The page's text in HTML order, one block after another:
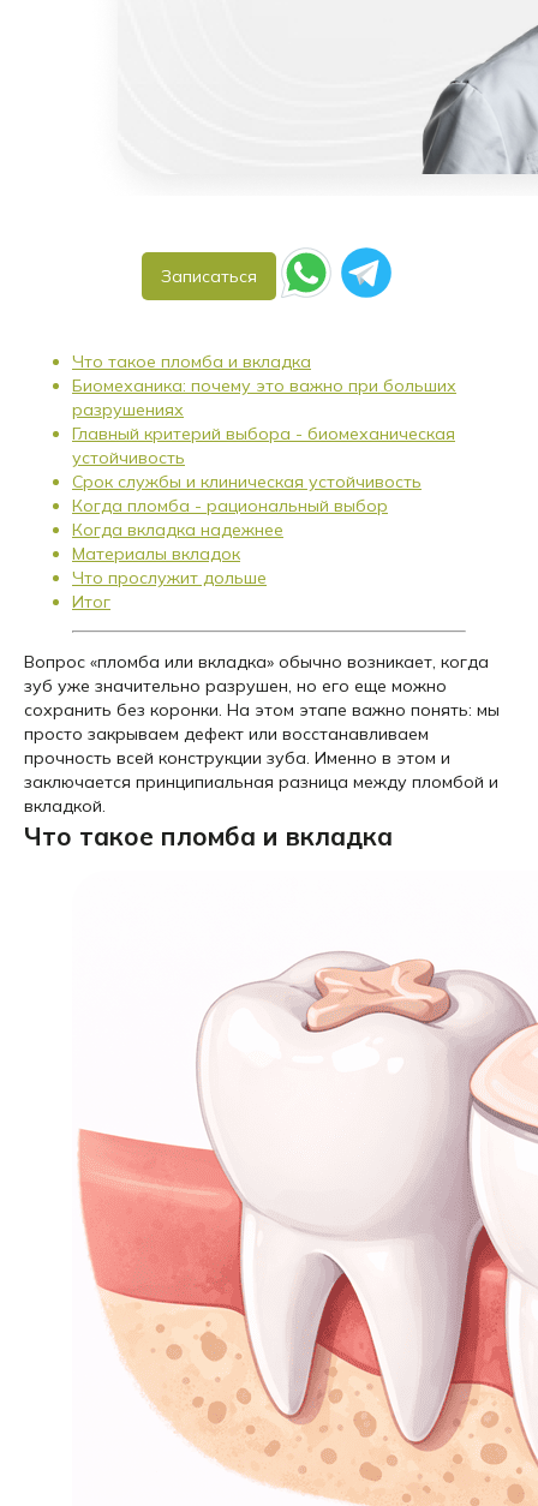
Записаться
Что такое пломба и вкладка
Биомеханика: почему это важно при больших
разрушениях
Главный критерий выбора - биомеханическая
устойчивость
Срок службы и клиническая устойчивость
Когда пломба - рациональный выбор
Когда вкладка надежнее
Материалы вкладок
Что прослужит дольше
Итог
Вопрос «пломба или вкладка» обычно возникает, когда
зуб уже значительно разрушен, но его еще можно
сохранить без коронки. На этом этапе важно понять: мы
просто закрываем дефект или восстанавливаем
прочность всей конструкции зуба. Именно в этом и
заключается принципиальная разница между пломбой и
вкладкой.
Что такое пломба и вкладка